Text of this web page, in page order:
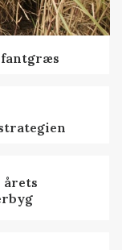
årets